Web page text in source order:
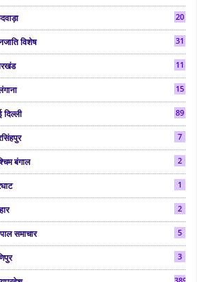
20
विशेष 31
11
15
दिल्ली 89
7
बंगाल 2
1
2
समाचार 5
3